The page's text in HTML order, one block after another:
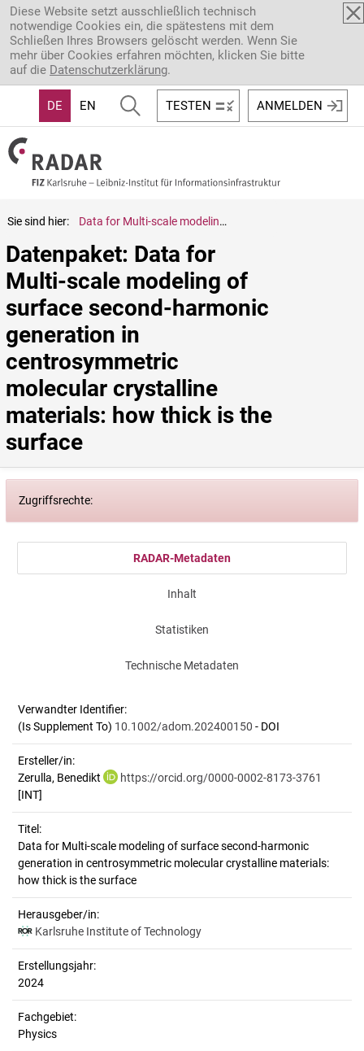
Direkt zum Inhalt
Diese Website setzt ausschließlich technisch
notwendige Cookies ein, die spätestens mit dem
Schließen Ihres Browsers gelöscht werden. Wenn Sie
mehr über Cookies erfahren möchten, klicken Sie bitte
auf die Datenschutzerklärung.
DE EN TESTEN ANMELDEN
Sie sind hier: Data for Multi-scale modeling of surface second-harmonic generation in centrosymmetric molecular crystalline materials: how thick is the surface
Datenpaket: Data for
Multi-scale modeling of
surface second-harmonic
generation in
centrosymmetric
molecular crystalline
materials: how thick is the
surface
Zugriffsrechte:
RADAR-Metadaten
Inhalt
Statistiken
Technische Metadaten
Verwandter Identifier:
(Is Supplement To) 10.1002/adom.202400150 - DOI
Ersteller/in:
Zerulla, Benedikt
https://orcid.org/0000-0002-8173-3761
[INT]
Titel:
Data for Multi-scale modeling of surface second-harmonic
generation in centrosymmetric molecular crystalline materials:
how thick is the surface
Herausgeber/in:
Karlsruhe Institute of Technology
Erstellungsjahr:
2024
Fachgebiet:
Physics